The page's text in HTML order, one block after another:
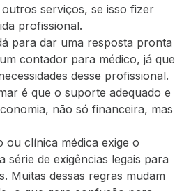
serviços, se isso fizer
profissional.
para dar uma resposta pronta
contador para médico, já que
desse profissional.
é que o suporte adequado e
não só financeira, mas
clínica médica exige o
série de exigências legais para
Muitas dessas regras mudam